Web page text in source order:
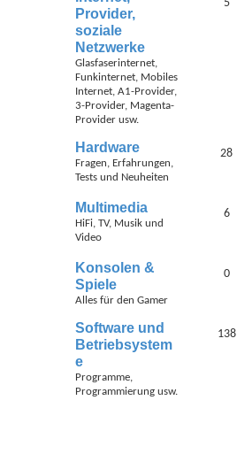
Provider,
soziale
Netzwerke
Glasfaserinternet,
Funkinternet, Mobiles
Internet, A1-Provider,
3-Provider, Magenta-
Provider usw.
5
Hardware
Fragen, Erfahrungen,
Tests und Neuheiten
28
Multimedia
HiFi, TV, Musik und
Video
6
Konsolen &
Spiele
Alles für den Gamer
0
Software und
Betriebsystem
e
Programme,
Programmierung usw.
138